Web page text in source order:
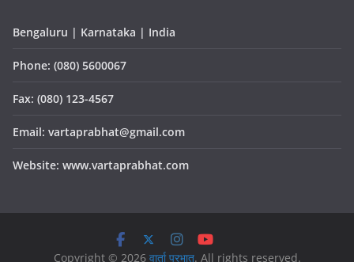
Bengaluru | Karnataka | India
Phone: (080) 5600067
Fax: (080) 123-4567
Email: vartaprabhat@gmail.com
Website: www.vartaprabhat.com
Copyright © 2026 वार्ता प्रभात. All rights reserved.